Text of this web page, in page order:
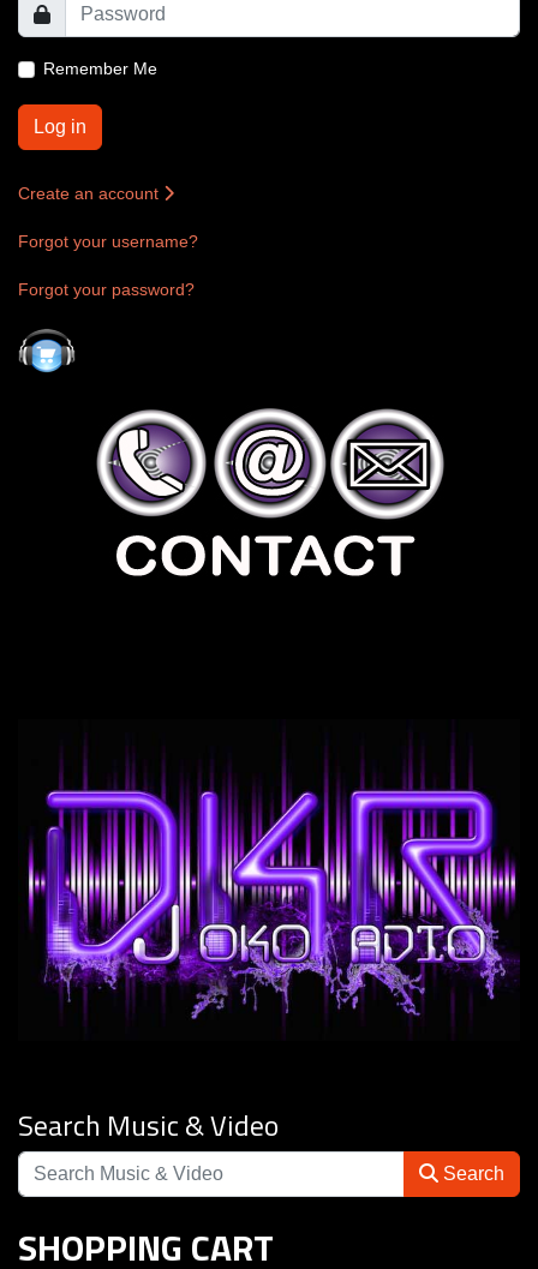
Remember Me
Log in
Create an account
Forgot your username?
Forgot your password?
Search Music & Video
Search
SHOPPING CART